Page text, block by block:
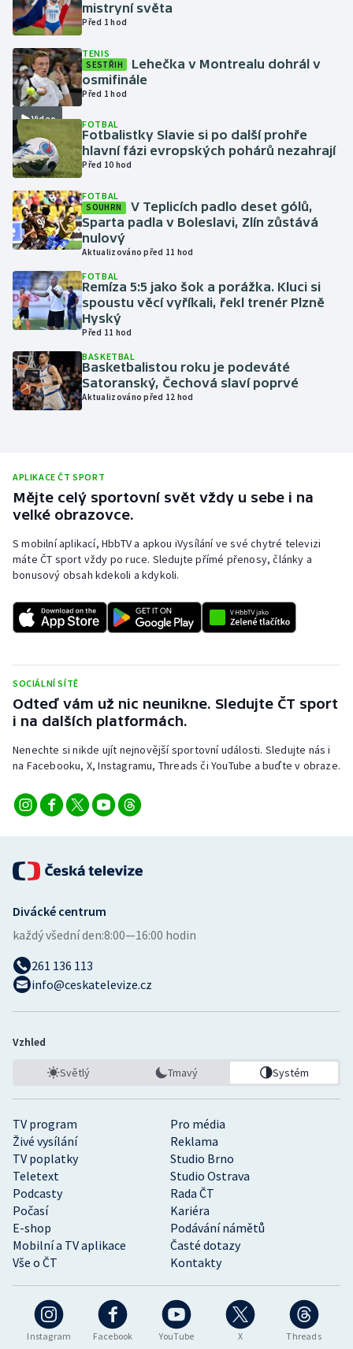
Házená
Jezdectví
Judo
Krasobruslení
Lezení
Lyže a snowboard
Moderní pětiboj
Motorsport
Olympijské hry
Parasport
Plavání
Rychlobruslení
Rychlostní kanoistika
Short track
Sportovní střelba
Veslování
Vodní slalom
Volejbal
mistryní světa
Před 1 hod
Video
TENIS
SESTŘIH
Lehečka v Montrealu dohrál v
osmifinále
Před 1 hod
FOTBAL
Fotbalistky Slavie si po další prohře
hlavní fázi evropských pohárů nezahrají
Před 10 hod
FOTBAL
SOUHRN
V Teplicích padlo deset gólů,
Sparta padla v Boleslavi, Zlín zůstává
nulový
Aktualizováno před 11 hod
FOTBAL
Remíza 5:5 jako šok a porážka. Kluci si
spoustu věcí vyříkali, řekl trenér Plzně
Hyský
Před 11 hod
BASKETBAL
Basketbalistou roku je podeváté
Satoranský, Čechová slaví poprvé
Aktualizováno před 12 hod
APLIKACE ČT SPORT
Mějte celý sportovní svět vždy u sebe i na
velké obrazovce.
S mobilní aplikací, HbbTV a apkou iVysílání ve své chytré televizi
máte ČT sport vždy po ruce. Sledujte přímé přenosy, články a
bonusový obsah kdekoli a kdykoli.
SOCIÁLNÍ SÍTĚ
Odteď vám už nic neunikne. Sledujte ČT sport
i na dalších platformách.
Nenechte si nikde ujít nejnovější sportovní události. Sledujte nás i
na Facebooku, X, Instagramu, Threads či YouTube a buďte v obraze.
Instagram Facebook YouTube X Threads
TV program
Pro média
Živé vysílání
Reklama
TV poplatky
Studio Brno
Teletext
Studio Ostrava
Podcasty
Rada ČT
Počasí
Kariéra
E-shop
Podávání námětů
Mobilní a TV aplikace
Časté dotazy
Vše o ČT
Kontakty
Divácké centrum
každý všední den:8:00—16:00 hodin
261 136 113
info@ceskatelevize.cz
Vzhled
Světlý Tmavý Systém